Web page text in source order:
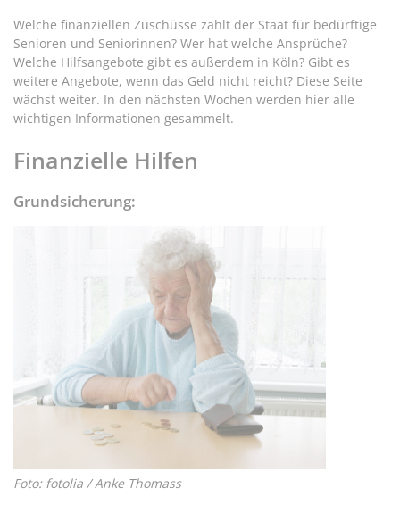
Welche finanziellen Zuschüsse zahlt der Staat für bedürftige
Senioren und Seniorinnen? Wer hat welche Ansprüche?
Welche Hilfsangebote gibt es außerdem in Köln? Gibt es
weitere Angebote, wenn das Geld nicht reicht? Diese Seite
wächst weiter. In den nächsten Wochen werden hier alle
wichtigen Informationen gesammelt.
Finanzielle Hilfen
Grundsicherung:
Foto: fotolia / Anke Thomass